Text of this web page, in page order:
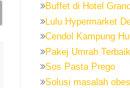
Buffet di Hotel
Lulu Hypermarket
Cendol Kampung
Pakej Umrah Terbaik
Sos Pasta Prego
Solusi masalah